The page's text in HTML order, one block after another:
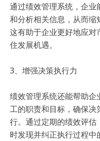
通过绩效管理系统，企业
和分析相关信息，从而缩
这有助于企业更好地应对
住发展机遇。
3、增强决策执行力
绩效管理系统还能帮助企
工的职责和目标，确保决
行。通过定期的绩效评估
时发现并纠正执行过程中